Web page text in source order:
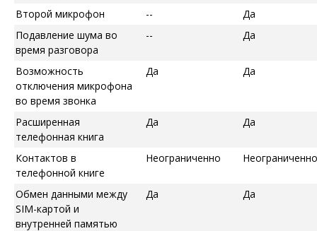
Второй микрофон
--
Да
Подавление шума во
время разговора
-- Да
Возможность
отключения микрофона
во время звонка
Да Да
Расширенная
телефонная книга
Да Да
Контактов в
телефонной книге
Неограниченно Неограниченно
Обмен данными между
SIM-картой и
внутренней памятью
Да Да